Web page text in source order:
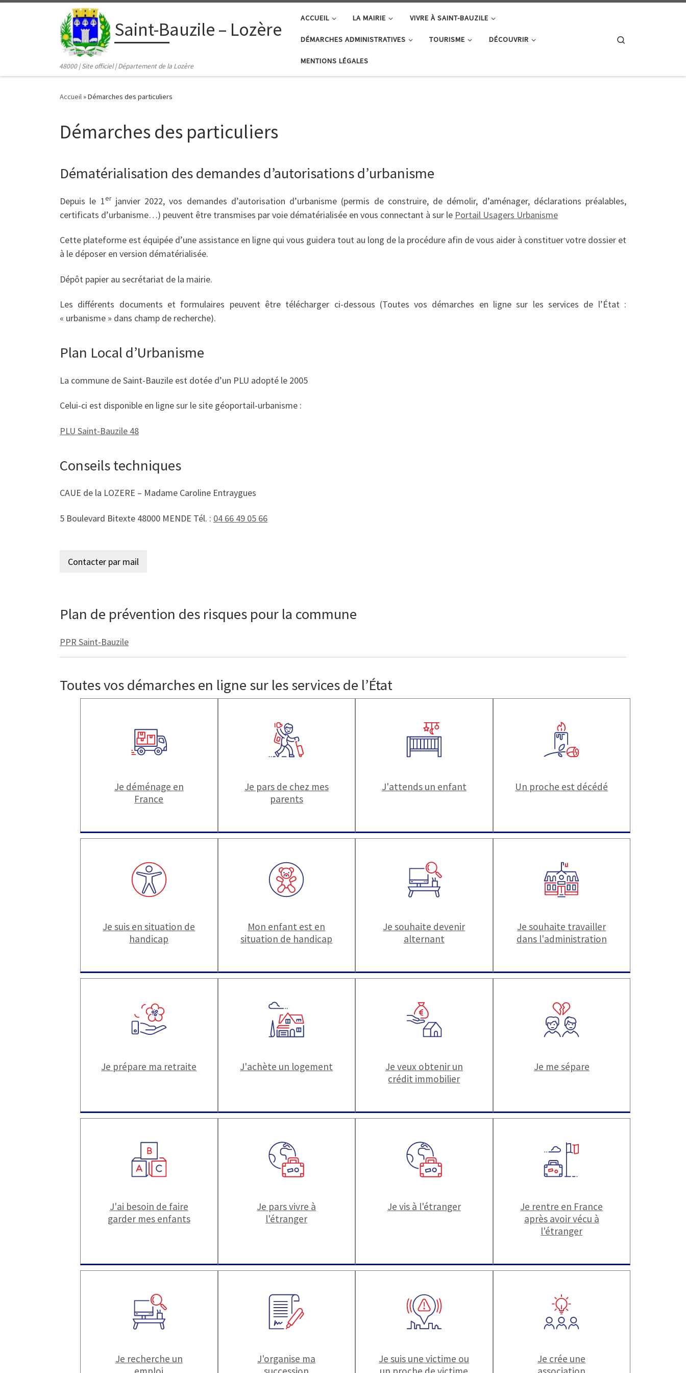
Passer au contenu
Saint-Bauzile – Lozère
48000 | Site officiel | Département de la Lozère
ACCUEIL LA MAIRIE VIVRE À SAINT-BAUZILE
DÉMARCHES ADMINISTRATIVES TOURISME DÉCOUVRIR
MENTIONS LÉGALES
Accueil»Démarches des particuliers
Démarches des particuliers
Dématérialisation des demandes d’autorisations d’urbanisme
Depuis le 1erjanvier 2022, vos demandes d’autorisation d’urbanisme (permis de construire, de démolir, d’aménager, déclarations préalables,
certificats d’urbanisme…) peuvent être transmises par voie dématérialisée en vous connectant à sur le Portail Usagers Urbanisme
Cette plateforme est équipée d’une assistance en ligne qui vous guidera tout au long de la procédure afin de vous aider à constituer votre dossier et
à le déposer en version dématérialisée.
Dépôt papier au secrétariat de la mairie.
Les différents documents et formulaires peuvent être télécharger ci-dessous (Toutes vos démarches en ligne sur les services de l’État :
« urbanisme » dans champ de recherche).
Plan Local d’Urbanisme
La commune de Saint-Bauzile est dotée d’un PLU adopté le 2005
Celui-ci est disponible en ligne sur le site géoportail-urbanisme :
PLU Saint-Bauzile 48
Conseils techniques
CAUE de la LOZERE – Madame Caroline Entraygues
5 Boulevard Bitexte 48000 MENDE Tél. : 04 66 49 05 66
Plan de prévention des risques pour la commune
PPR Saint-Bauzile
Toutes vos démarches en ligne sur les services de l’État
Je déménage en
France
Je pars de chez mes
parents
J'attends un enfant Un proche est décédé
Je suis en situation de
handicap
Mon enfant est en
situation de handicap
Je souhaite devenir
alternant
Je souhaite travailler
dans l'administration
Je prépare ma retraite J'achète un logement
Je veux obtenir un
crédit immobilier
Je me sépare
J'ai besoin de faire
garder mes enfants
Je pars vivre à
l'étranger
Je vis à l'étranger
Je rentre en France
après avoir vécu à
l'étranger
Je recherche un
J'organise ma
Je suis une victime ou
Je crée une